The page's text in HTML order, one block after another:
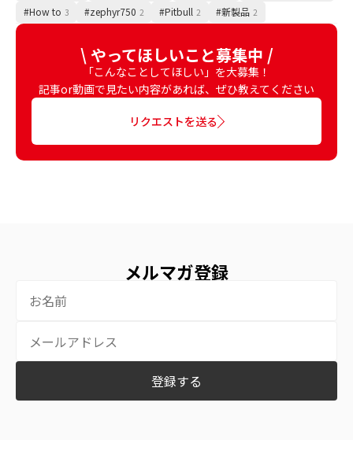
#How to 3 #zephyr750 2 #Pitbull 2 #新製品 2
\ やってほしいこと募集中 /
「こんなことしてほしい」を大募集！
記事or動画で見たい内容があれば、ぜひ教えてください
リクエストを送る
メルマガ登録
登録する